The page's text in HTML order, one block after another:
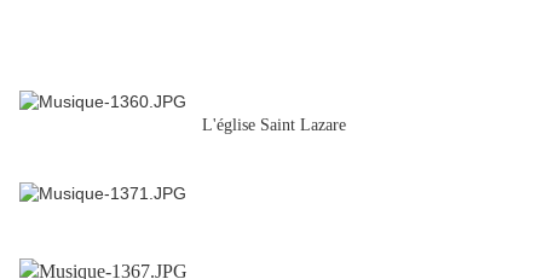
L'église Saint Lazare